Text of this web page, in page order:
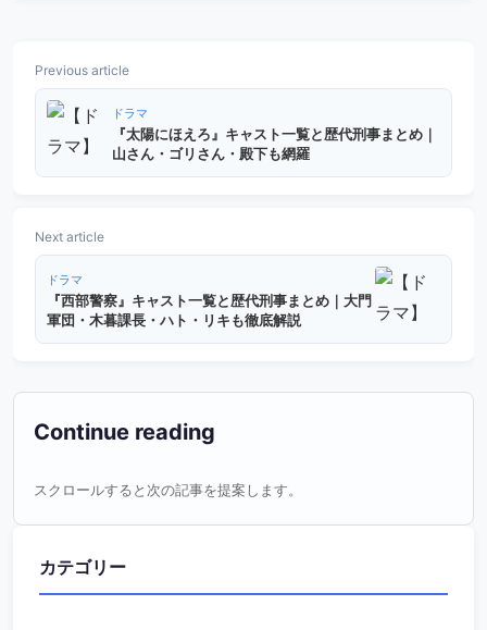
Previous article
ドラマ
『太陽にほえろ』キャスト一覧と歴代刑事まとめ｜
山さん・ゴリさん・殿下も網羅
Next article
ドラマ
『西部警察』キャスト一覧と歴代刑事まとめ｜大門
軍団・木暮課長・ハト・リキも徹底解説
Continue reading
スクロールすると次の記事を提案します。
カテゴリー